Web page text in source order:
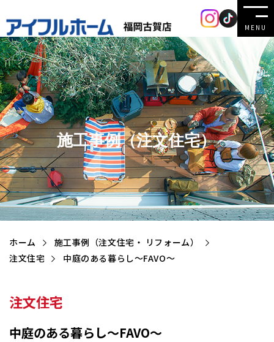
MENU
施工事例（注文住宅）
ホーム
施工事例（注文住宅・ リフォーム）
注文住宅
中庭のある暮らし～FAVO～
注文住宅
中庭のある暮らし～FAVO～